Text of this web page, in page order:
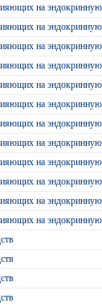
на
на
на
на
на
на
на
на
на
на
на
на